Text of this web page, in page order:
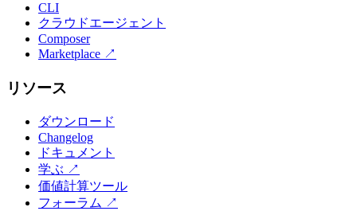
CLI
クラウドエージェント
Composer
Marketplace ↗
リソース
ダウンロード
Changelog
ドキュメント
学ぶ ↗
価値計算ツール
フォーラム ↗